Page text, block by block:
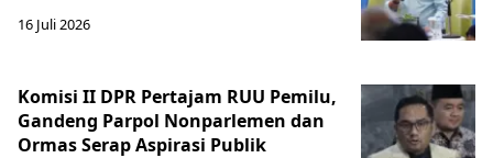
16 Juli 2026
Komisi II DPR Pertajam RUU Pemilu,
Gandeng Parpol Nonparlemen dan
Ormas Serap Aspirasi Publik